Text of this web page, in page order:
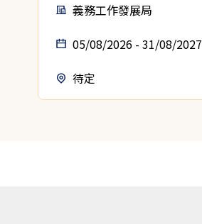
義務工作發展局
05/08/2026 - 31/08/2027
待定